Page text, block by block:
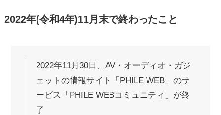
2022年(令和4年)11月末で終わったこと
2022年11月30日、AV・オーディオ・ガジ
ェットの情報サイト「PHILE WEB」のサ
ービス「PHILE WEBコミュニティ」が終
了